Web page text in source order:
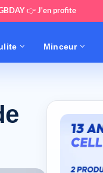
👉 J'en profite
Minceur